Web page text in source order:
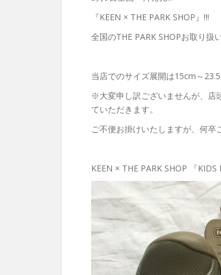
『KEEN × THE PARK SHOP』!!!
全国のTHE PARK SHOPお取り扱
当店でのサイズ展開は15cm～
※大変申し訳ございませんが、店
ていただきます。
ご不便お掛けいたしますが、何卒
KEEN × THE PARK SHOP 『KIDS